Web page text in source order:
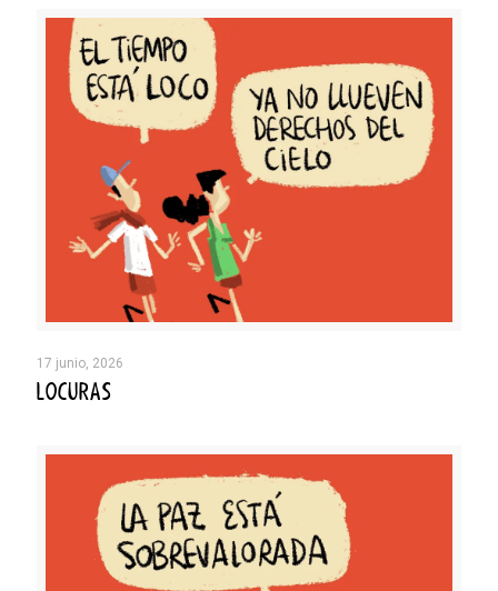
17 junio, 2026
LOCURAS